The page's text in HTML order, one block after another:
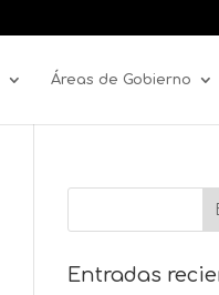
Áreas de Gobierno
Entradas